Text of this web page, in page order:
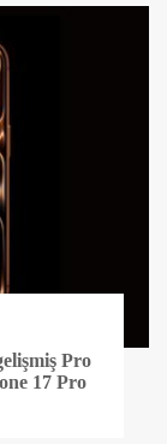
Pro
17 Pro